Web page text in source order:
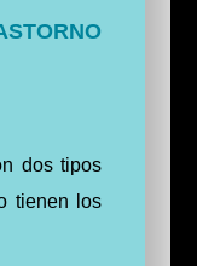
dos tipos
tienen los